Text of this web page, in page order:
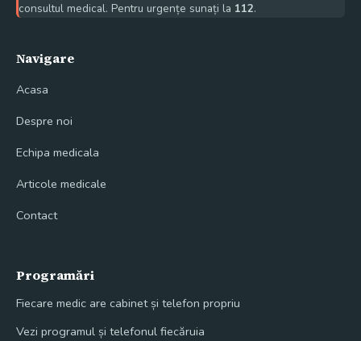
consultul medical. Pentru urgențe sunați la 112.
Navigare
Acasa
Despre noi
Echipa medicala
Articole medicale
Contact
Programări
Fiecare medic are cabinet și telefon propriu
Vezi programul și telefonul fiecăruia